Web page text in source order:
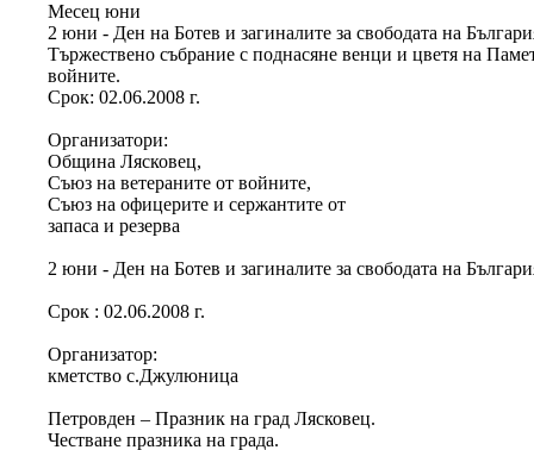
Месец юни
2 юни - Ден на Ботев и загиналите за свободата на
Тържествено събрание с поднасяне венци и цветя на
войните.
Срок: 02.06.2008 г.
Организатори:
Община Лясковец,
Съюз на ветераните от войните,
Съюз на офицерите и сержантите от
запаса и резерва
2 юни - Ден на Ботев и загиналите за свободата на
Срок : 02.06.2008 г.
Организатор:
кметство с.Джулюница
Петровден – Празник на град Лясковец.
Честване празника на града.